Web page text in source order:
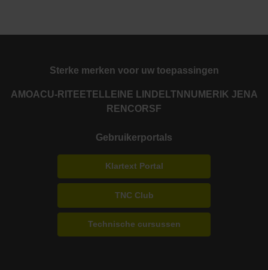
Sterke merken voor uw toepassingen
AMOACU-RITE ETEL LEINE LINDE LTN NUMERIK JENA
RENCORSF
Gebruikerportals
Klartext Portal
TNC Club
Technische cursussen